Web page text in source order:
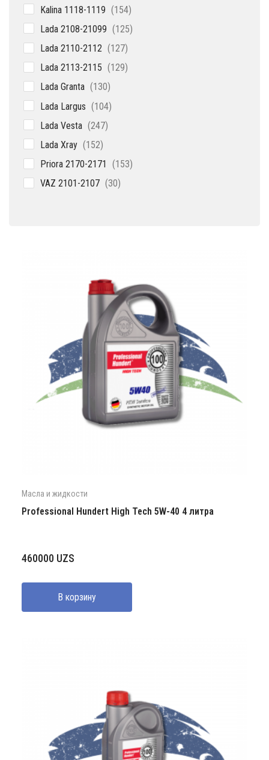
Kalina 1118-1119 154154
Lada 2108-21099 125125
Lada 2110-2112 127127
Lada 2113-2115 129129
Lada Granta 130130
Lada Largus 104104
Lada Vesta 247247
Lada Xray 152152
Priora 2170-2171 153153
VAZ 2101-2107 3030
Масла и жидкости
Professional Hundert High Tech 5W-40 4 литра
460000 UZS
В корзину